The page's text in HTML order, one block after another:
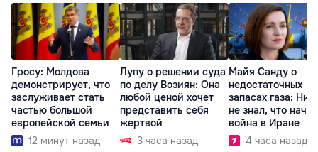
Гросу: Молдова
демонстрирует, что
заслуживает стать
частью большой
европейской семьи
12 минут назад
Лупу о решении суда
по делу Возиян: Она
любой ценой хочет
представить себя
жертвой
3 часа назад
Майя Санду о
недостаточных
запасах газа:
не знал, что
война в Иране
4 часа назад